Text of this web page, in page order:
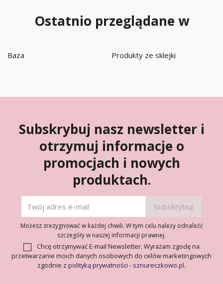
Ostatnio przeglądane w
Baza Produkty ze sklejki
Subskrybuj nasz newsletter i
otrzymuj informacje o
promocjach i nowych
produktach.
Możesz zrezygnować w każdej chwili. W tym celu należy odnaleźć
szczegóły w naszej informacji prawnej.
Chcę otrzymywać E-mail Newsletter. Wyrażam zgodę na
przetwarzanie moich danych osobowych do celów marketingowych
zgodnie z polityką prywatności - sznureczkowo.pl.